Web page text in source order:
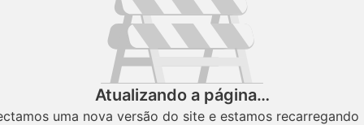
Atualizando a página…
uma nova versão do site e estamos recarregando